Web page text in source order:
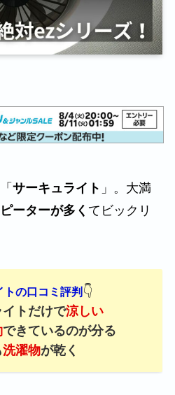
「 サーキュライト 」。大満
ーターが多く てビックリ
の口コミ評判 👇
イトだけで涼しい
できているのが分る
洗濯物が乾く